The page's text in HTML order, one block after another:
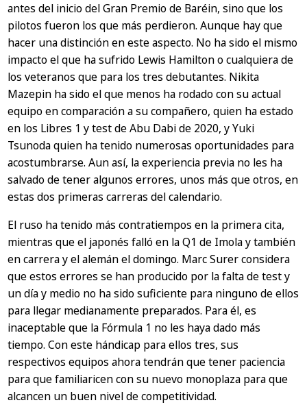
antes del inicio del Gran Premio de Baréin, sino que los
pilotos fueron los que más perdieron. Aunque hay que
hacer una distinción en este aspecto. No ha sido el mismo
impacto el que ha sufrido Lewis Hamilton o cualquiera de
los veteranos que para los tres debutantes. Nikita
Mazepin ha sido el que menos ha rodado con su actual
equipo en comparación a su compañero, quien ha estado
en los Libres 1 y test de Abu Dabi de 2020, y Yuki
Tsunoda quien ha tenido numerosas oportunidades para
acostumbrarse. Aun así, la experiencia previa no les ha
salvado de tener algunos errores, unos más que otros, en
estas dos primeras carreras del calendario.
El ruso ha tenido más contratiempos en la primera cita,
mientras que el japonés falló en la Q1 de Imola y también
en carrera y el alemán el domingo. Marc Surer considera
que estos errores se han producido por la falta de test y
un día y medio no ha sido suficiente para ninguno de ellos
para llegar medianamente preparados. Para él, es
inaceptable que la Fórmula 1 no les haya dado más
tiempo. Con este hándicap para ellos tres, sus
respectivos equipos ahora tendrán que tener paciencia
para que familiaricen con su nuevo monoplaza para que
alcancen un buen nivel de competitividad.